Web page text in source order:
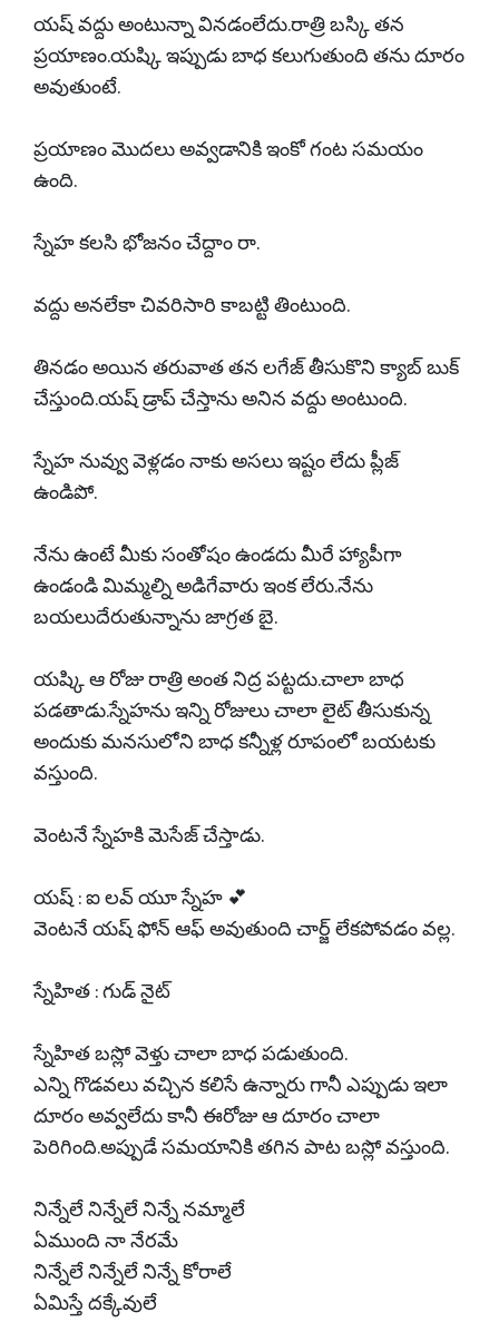
యష్ వద్దు అంటున్నా వినడంలేదు.రాత్రి బస్కి తన
ప్రయాణం.యష్కి ఇప్పుడు బాధ కలుగుతుంది తను దూరం
అవుతుంటే.
ప్రయాణం మొదలు అవ్వడానికి ఇంకో గంట సమయం
ఉంది.
స్నేహ కలసి భోజనం చేద్దాం రా.
వద్దు అనలేకా చివరిసారి కాబట్టి తింటుంది.
తినడం అయిన తరువాత తన లగేజ్ తీసుకొని క్యాబ్ బుక్
చేస్తుంది.యష్ డ్రాప్ చేస్తాను అనిన వద్దు అంటుంది.
స్నేహ నువ్వు వెళ్లడం నాకు అసలు ఇష్టం లేదు ప్లీజ్
ఉండిపో.
నేను ఉంటే మీకు సంతోషం ఉండదు మీరే హ్యాపీగా
ఉండండి మిమ్మల్ని అడిగేవారు ఇంక లేరు.నేను
బయలుదేరుతున్నాను జాగ్రత బై.
యష్కి ఆ రోజు రాత్రి అంత నిద్ర పట్టదు.చాలా బాధ
పడతాడు.స్నేహను ఇన్ని రోజులు చాలా లైట్ తీసుకున్న
అందుకు మనసులోని బాధ కన్నీళ్ల రూపంలో బయటకు
వస్తుంది.
వెంటనే స్నేహకి మెసేజ్ చేస్తాడు.
యష్ : ఐ లవ్ యూ స్నేహ 💕
వెంటనే యష్ ఫోన్ ఆఫ్ అవుతుంది చార్జ్ లేకపోవడం వల్ల.
స్నేహిత : గుడ్ నైట్
స్నేహిత బస్లో వెళ్తు చాలా బాధ పడుతుంది.
ఎన్ని గొడవలు వచ్చిన కలిసే ఉన్నారు గానీ ఎప్పుడు ఇలా
దూరం అవ్వలేదు కానీ ఈరోజు ఆ దూరం చాలా
పెరిగింది.అప్పుడే సమయానికి తగిన పాట బస్లో వస్తుంది.
నిన్నేలే నిన్నేలే నిన్నే నమ్మాలే
ఏముంది నా నేరమే
నిన్నేలే నిన్నేలే నిన్నే కోరాలే
ఏమిస్తే దక్కేవులే